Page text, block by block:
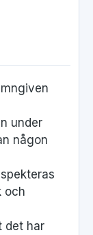
under
någon
och
det har